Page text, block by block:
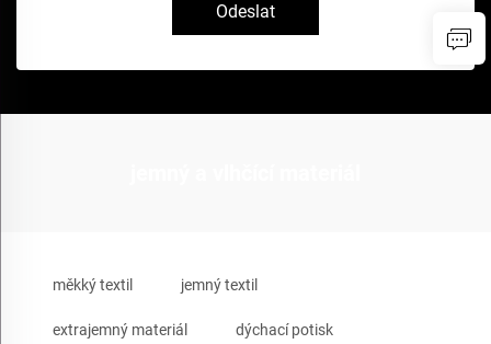
Odeslat
měkký textil jemný textil
extrajemný materiál dýchací potisk